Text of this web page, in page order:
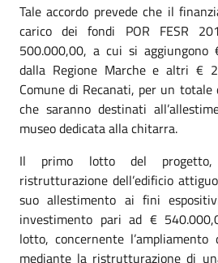
Tale accordo prevede che il
carico dei fondi POR FESR
500.000,00, a cui si aggiungono
dalla Regione Marche e altri €
Comune di Recanati, per un
che saranno destinati
museo dedicata alla chitarra.
Il primo lotto del
ristrutturazione dell’edificio
suo allestimento ai fini
investimento pari ad €
lotto, concernente l’ampliamento
mediante la ristrutturazione di